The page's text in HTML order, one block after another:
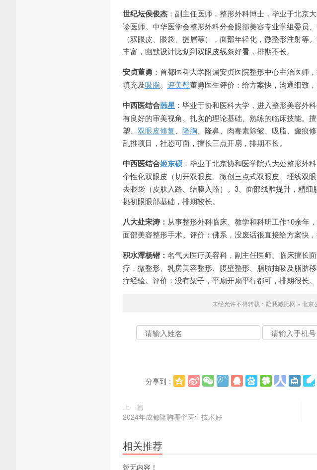
世纪坛侯俊杰 ：副主任医师，整形外科博士，毕业于北京
诊医师。中华医学会整形外科分会眼部美容专业学组委员
（双眼皮、眼袋、提眉等），面部年轻化，微整形注射等
丰富，幽默设计比划到双眼皮线条好看，排期不长。
安贞董勇 ：首都医科大学附属安贞医院整形中心主治医师
填充及吸脂。 评美帮董勇医生评价：给方案快，沟通细致
中西医结合韩星 ：毕业于协和医科大学，进入整形美容外
有良好的审美视角、扎实的理论基础、熟练的临床技能。
塑、 双眼皮修复 隆胸 、隆鼻、肉毒素除皱、吸脂、瘢痕
乱推项目，社恐可面，擅长三点开扇，排期不长。
中西医结合姬东硕 ：毕业于北京协和医学院八大处整形外
个性化双眼皮（切开双眼皮、微创三点式双眼皮、埋线双
去眼袋（皮肤入路、结膜入路）。3、面部线雕提升，精
挑初眼眼部基础，排期较长。
八大处宋涛： 从事整形外科临床、教学和科研工作10余年
面部美容整形手术。评价：佛系，没废话很直接给方案快，
积水潭杨锴： 名气大医疗美容科，副主任医师。临床擅长
疗，微整形、乳房美容整形、腹壁整形、脂肪抽吸及脂肪
疗经验。评价：没有架子，平扇开扇平行都可，排期很长。
未经允许不得转载： 陪我减肥网 » 北京
分享到：
上一篇
2024年成都隆胸哪个医生技术好
相关推荐
暂无内容！